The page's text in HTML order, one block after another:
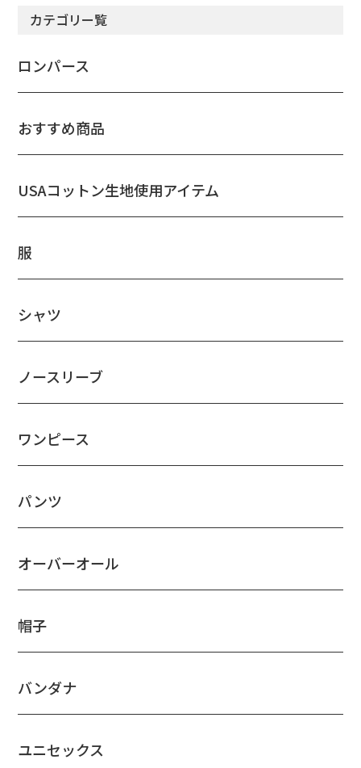
カテゴリー覧
ロンパース
おすすめ商品
USAコットン生地使用アイテム
服
シャツ
ノースリーブ
ワンピース
パンツ
オーバーオール
帽子
バンダナ
ユニセックス